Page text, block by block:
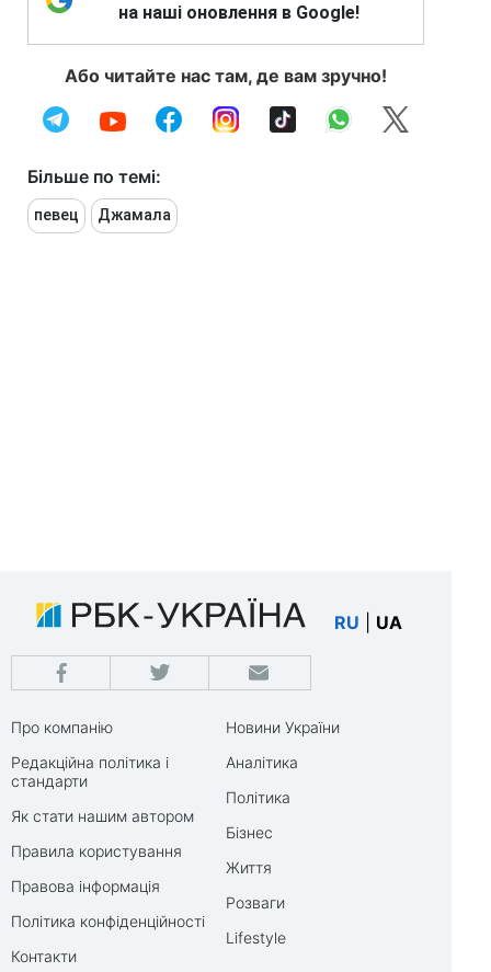
на наші оновлення в Google!
Або читайте нас там, де вам зручно!
Більше по темі:
певец Джамала
RU UA
Про компанію
Редакційна політика і
стандарти
Як стати нашим автором
Правила користування
Правова інформація
Політика конфіденційності
Контакти
Новини України
Аналітика
Політика
Бізнес
Життя
Розваги
Lifestyle